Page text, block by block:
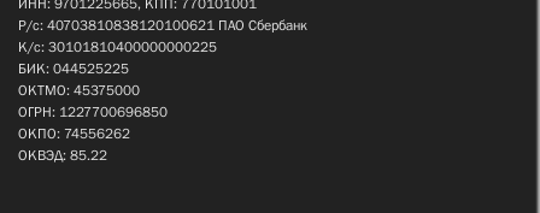
Р/с: 40703810838120100621 ПАО Сбербанк
К/с: 30101810400000000225
БИК: 044525225
ОКТМО: 45375000
ОГРН: 1227700696850
ОКПО: 74556262
ОКВЭД: 85.22